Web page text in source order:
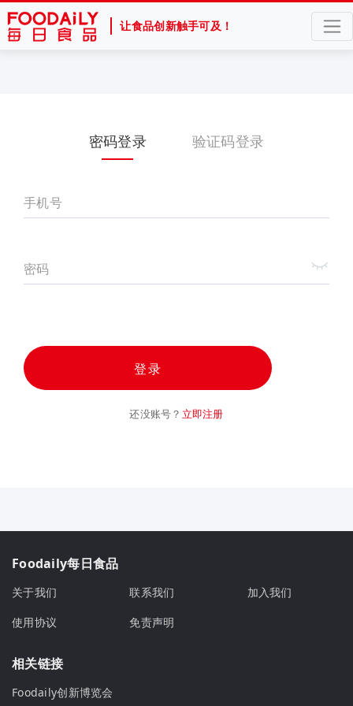
让食品创新触手可及！
密码登录 验证码登录
手机号
密码
登录
还没账号？ 立即注册
Foodaily每日食品
关于我们 联系我们
加入我们
使用协议
免责声明
相关链接
Foodaily创新博览会